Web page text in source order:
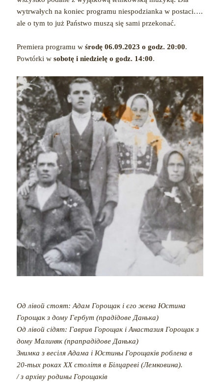
wytrwałych na koniec programu niespodzianka w postaci….
ale o tym to już Państwo muszą się sami przekonać.
Premiera programu wśrodę 06.09.2023 o godz. 20:00.
Powtórki wsobotę i niedzielę o godz. 14:00.
Од лівой стоят: Адам Горощак і єго жена Юстина
Горощак з дому Гербут (прадідове Данька)
Од лівой сідят: Гаврив Горощак і Анастазия Горощак з
дому Малиняк (прапрадідове Данька)
Знимка з весіля Адама і Юстины Горощаків роблена в
20-тых роках ХХ столітя в Білцареві (Лемковина).
/ з архіву родины Горощаків